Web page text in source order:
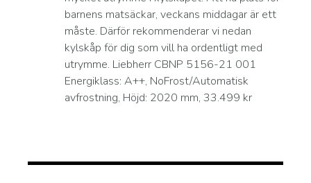
barnens matsäckar, veckans middagar är ett
måste. Därför rekommenderar vi nedan
kylskåp för dig som vill ha ordentligt med
utrymme. Liebherr CBNP 5156-21 001
Energiklass: A++, NoFrost/Automatisk
avfrostning, Höjd: 2020 mm, 33.499 kr